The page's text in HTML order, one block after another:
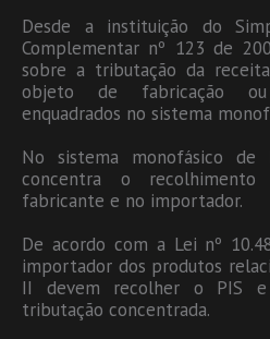
Desde a instituição do
Complementar nº 123 de
sobre a tributação da
objeto de fabricação ou
enquadrados no sistema
No sistema monofásico de
concentra o
fabricante e no importador.
De acordo com a Lei nº
importador dos produtos
II devem recolher o PIS e
tributação concentrada.